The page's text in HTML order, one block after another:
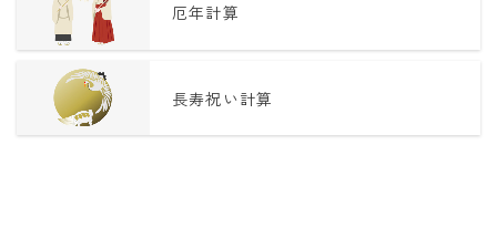
厄年計算
長寿祝い計算